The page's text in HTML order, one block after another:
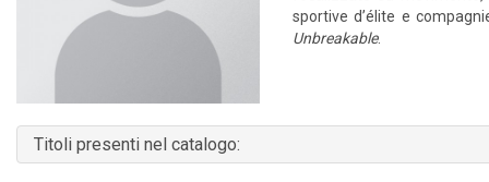
sportive d’élite e
Unbreakable.
Titoli presenti nel catalogo: